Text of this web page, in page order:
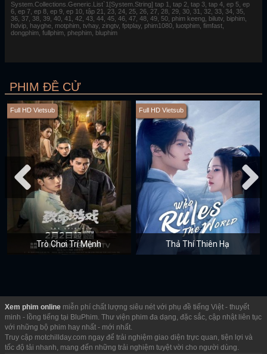
System.Collections.Generic.List`1[System.String] tap 1, tap 2, tap 3, tap 4, ep 5, ep
6, ep 7, ep 8, ep 9, ep 10, tập 21, 23, 24, 25, 26, 27, 28, 29, 30, 31, 32, 33, 34, 35,
36, 37, 38, 39, 40, 41, 42, 43, 44, 45, 46, 47, 48, 49, 50, phim keeng, bilutv, biphim,
hdvip, hayghe, motphim, tvhay, zingtv, fptplay, phim1080, luotphim, fimfast,
dongphim, fullphim, phephim, bluphim
PHIM ĐỀ CỬ
Full HD Vietsub
Trò Chơi Trí Mệnh
Full HD Vietsub
Thả Thí Thiên Hạ
Xem phim online miễn phí chất lượng siêu nét với phụ đề tiếng Việt - thuyết
minh - lồng tiếng tại BluPhim. Thư viện phim đa dạng, đặc sắc, cập nhật liên tục
với những bộ phim hay nhất - mới nhất.
Truy cập motchillday.com ngay để trải nghiệm giao diện trực quan, tiện lợi và
tốc độ tải nhanh, mang đến những trải nghiệm tuyệt vời cho người dùng.